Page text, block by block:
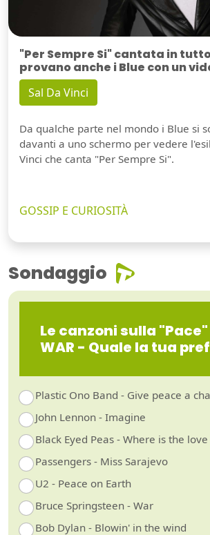
"Per Sempre Si" cantata in
provano anche i Blue con un
Sal Da Vinci
Da qualche parte nel mondo i Blue si
davanti a uno schermo per vedere
Vinci che canta "Per Sempre Si".
GOSSIP E CURIOSITÀ
Sondaggio
Le canzoni sulla "Pace"
WAR - Quale la tua
Plastic Ono Band - Give peace a
John Lennon - Imagine
Black Eyed Peas - Where is the love
Passengers - Miss Sarajevo
U2 - Peace on Earth
Bruce Springsteen - War
Bob Dylan - Blowin' in the wind